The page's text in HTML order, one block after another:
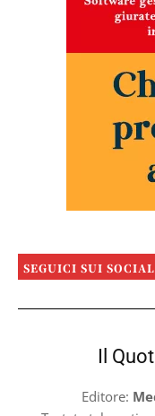
SEGUICI SUI SOCIAL
Il
Editore: